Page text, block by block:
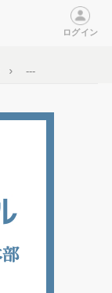
ログイン
---